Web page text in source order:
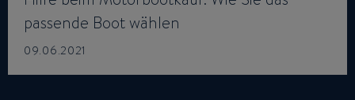
passende Boot wählen
09.06.2021